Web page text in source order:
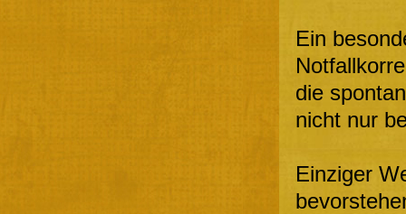
Ein
die
nicht nur
Einziger